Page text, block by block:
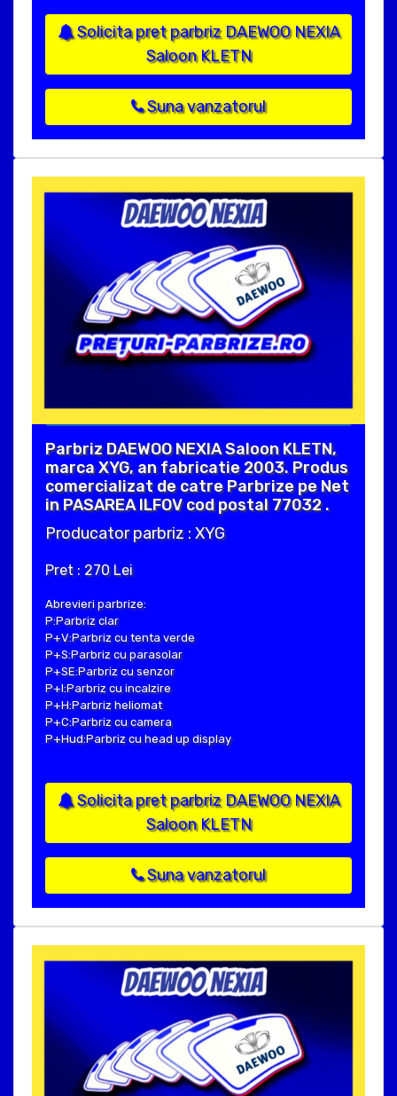
Solicita pret parbriz DAEWOO NEXIA
Saloon KLETN
Suna vanzatorul
Parbriz DAEWOO NEXIA Saloon KLETN,
marca XYG, an fabricatie 2003. Produs
comercializat de catre Parbrize pe Net
in PASAREA ILFOV cod postal 77032 .
Producator parbriz : XYG
Pret : 270 Lei
Abrevieri parbrize:
P:Parbriz clar
P+V:Parbriz cu tenta verde
P+S:Parbriz cu parasolar
P+SE:Parbriz cu senzor
P+I:Parbriz cu incalzire
P+H:Parbriz heliomat
P+C:Parbriz cu camera
P+Hud:Parbriz cu head up display
Solicita pret parbriz DAEWOO NEXIA
Saloon KLETN
Suna vanzatorul